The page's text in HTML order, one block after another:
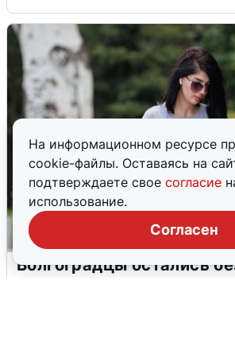
На информационном ресурсе
cookie-файлы. Оставаясь на
подтверждаете свое согласие
использование.
Согласен
Волгоградцы остались